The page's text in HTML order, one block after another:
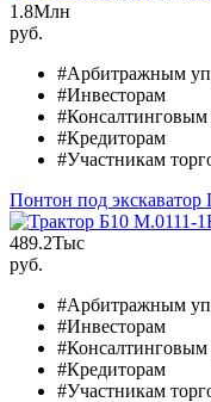
1.8Млн
руб.
#Арбитражным
#Инвесторам
#Кредиторам
#Участникам
Понтон под
489.2Тыс
руб.
#Арбитражным
#Инвесторам
#Кредиторам
#Участникам